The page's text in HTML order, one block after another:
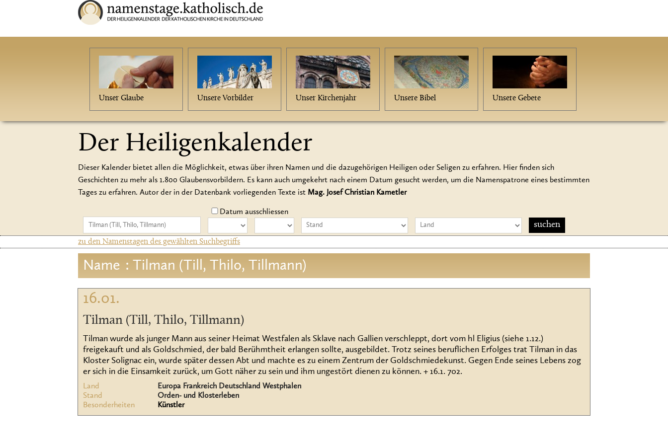
Unser Glaube Unsere Vorbilder Unser Kirchenjahr Unsere Bibel Unsere Gebete
Der Heiligenkalender
Dieser Kalender bietet allen die Möglichkeit, etwas über ihren Namen und die dazugehörigen Heiligen oder Seligen zu erfahren. Hier finden sich
Geschichten zu mehr als 1.800 Glaubensvorbildern. Es kann auch umgekehrt nach einem Datum gesucht werden, um die Namenspatrone eines bestimmten
Tages zu erfahren. Autor der in der Datenbank vorliegenden Texte ist Mag. Josef Christian Kametler
Datum ausschliessen
zu den Namenstagen des gewählten Suchbegriffs
Name : Tilman (Till, Thilo, Tillmann)
16.01.
Tilman (Till, Thilo, Tillmann)
Tilman wurde als junger Mann aus seiner Heimat Westfalen als Sklave nach Gallien verschleppt, dort vom hl Eligius (siehe 1.12.)
freigekauft und als Goldschmied, der bald Berühmtheit erlangen sollte, ausgebildet. Trotz seines beruflichen Erfolges trat Tilman in das
Kloster Solignac ein, wurde später dessen Abt und machte es zu einem Zentrum der Goldschmiedekunst. Gegen Ende seines Lebens zog
er sich in die Einsamkeit zurück, um Gott näher zu sein und ihm ungestört dienen zu können. + 16.1. 702.
Land
Europa Frankreich Deutschland Westphalen
Stand
Orden- und Klosterleben
Besonderheiten
Künstler